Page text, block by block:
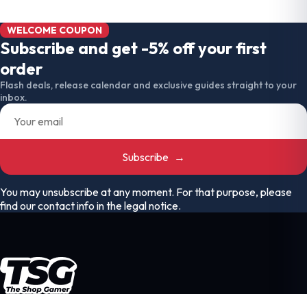
WELCOME COUPON
Subscribe and get -5% off your first
order
Flash deals, release calendar and exclusive guides straight to your
inbox.
Subscribe →
You may unsubscribe at any moment. For that purpose, please
find our contact info in the legal notice.